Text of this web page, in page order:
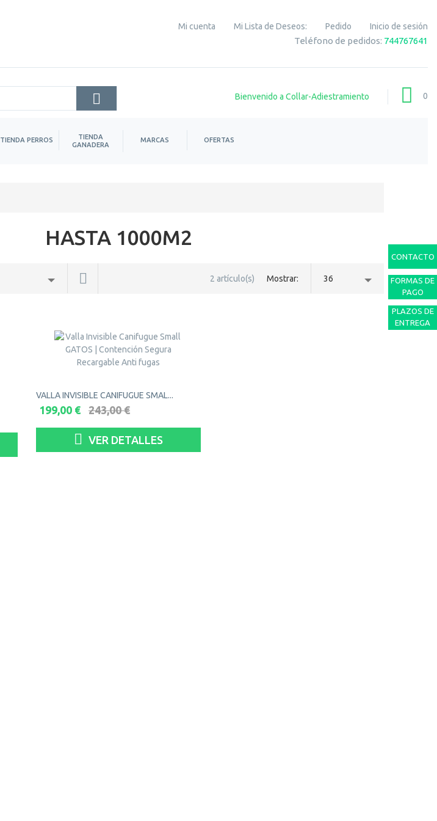
Mi cuenta Mi Lista de Deseos: Pedido Inicio de sesión
Teléfono de pedidos: 744767641
Bienvenido a Collar-Adiestramiento 0
TIENDA PERROS
TIENDA
GANADERA
MARCAS OFERTAS
HASTA 1000M2
2 artículo(s) Mostrar 36
VALLA INVISIBLE CANIFUGUE SMAL...
199,00 € 243,00 €
VER DETALLES
CONTACTO
FORMAS DE
PAGO
PLAZOS DE
ENTREGA